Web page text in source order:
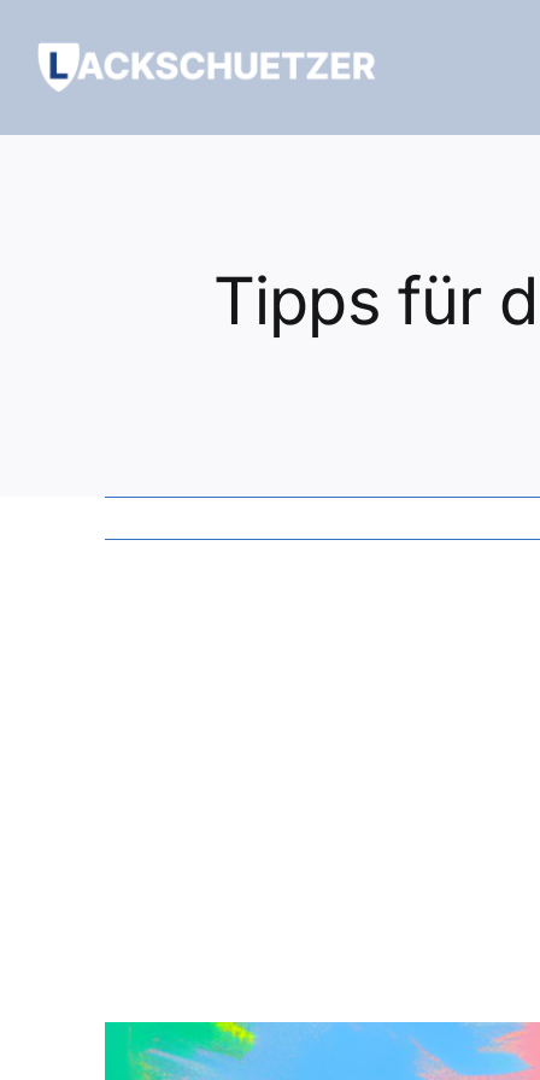
Inhalt
springen
Tipps für
Zeige
grösseres